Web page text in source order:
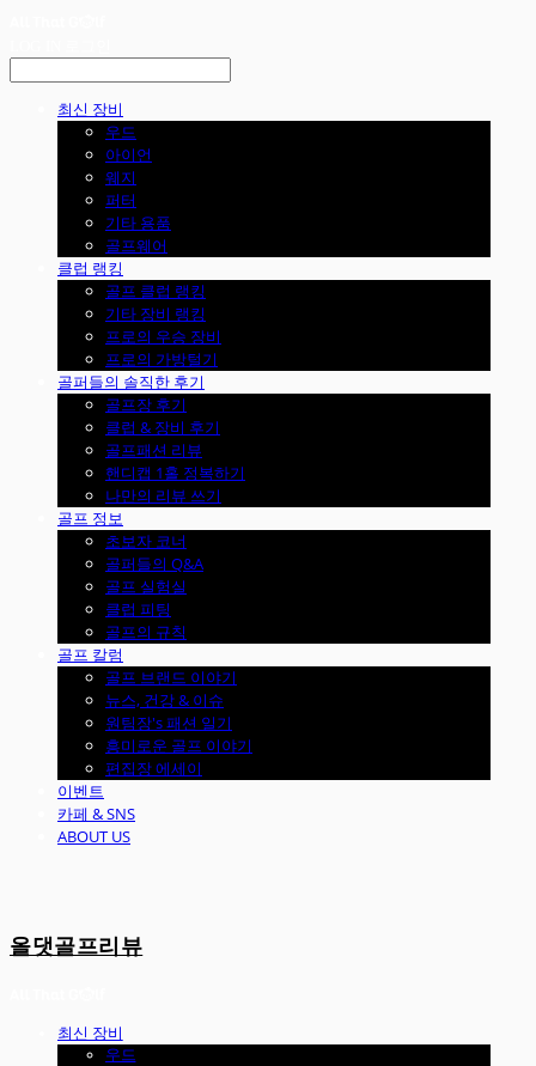
최신 장비
우드
아이언
웨지
퍼터
기타 용품
골프웨어
클럽 랭킹
골프 클럽 랭킹
기타 장비 랭킹
프로의 우승 장비
프로의 가방털기
골퍼들의 솔직한 후기
골프장 후기
클럽 & 장비 후기
골프패션 리뷰
핸디캡 1홀 정복하기
나만의 리뷰 쓰기
골프 정보
초보자 코너
골퍼들의 Q&A
골프 실험실
클럽 피팅
골프의 규칙
골프 칼럼
골프 브랜드 이야기
뉴스, 건강 & 이슈
원팀장's 패션 일기
흥미로운 골프 이야기
편집장 에세이
이벤트
카페 & SNS
ABOUT US
올댓골프리뷰
최신 장비
우드